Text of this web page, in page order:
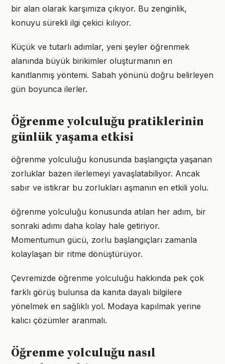
bir alan olarak karşımıza çıkıyor. Bu zenginlik,
konuyu sürekli ilgi çekici kılıyor.
Küçük ve tutarlı adımlar, yeni şeyler öğrenmek
alanında büyük birikimler oluşturmanın en
kanıtlanmış yöntemi. Sabah yönünü doğru belirleyen
gün boyunca ilerler.
Öğrenme yolculuğu pratiklerinin
günlük yaşama etkisi
öğrenme yolculuğu konusunda başlangıçta yaşanan
zorluklar bazen ilerlemeyi yavaşlatabiliyor. Ancak
sabır ve istikrar bu zorlukları aşmanın en etkili yolu.
öğrenme yolculuğu konusunda atılan her adım, bir
sonraki adımı daha kolay hale getiriyor.
Momentumun gücü, zorlu başlangıçları zamanla
kolaylaşan bir ritme dönüştürüyor.
Çevremizde öğrenme yolculuğu hakkında pek çok
farklı görüş bulunsa da kanıta dayalı bilgilere
yönelmek en sağlıklı yol. Modaya kapılmak yerine
kalıcı çözümler aranmalı.
Öğrenme yolculuğu nasıl